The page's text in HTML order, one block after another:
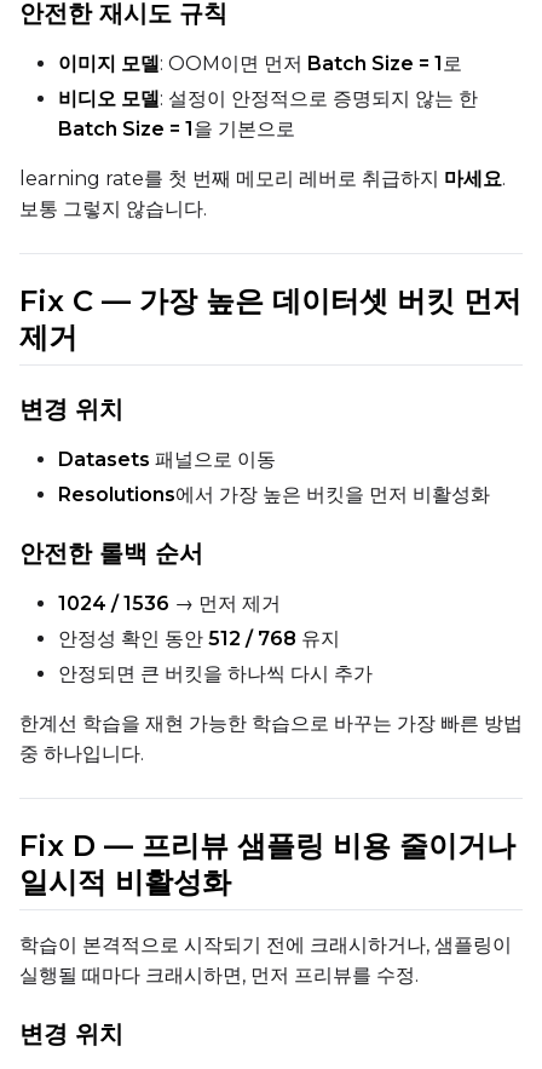
안전한 재시도 규칙
이미지 모델: OOM이면 먼저 Batch Size = 1 로
비디오 모델: 설정이 안정적으로 증명되지 않는 한
Batch Size = 1을 기본으로
learning rate를 첫 번째 메모리 레버로 취급하지 마세요.
보통 그렇지 않습니다.
Fix C — 가장 높은 데이터셋 버킷 먼저
제거
변경 위치
Datasets 패널으로 이동
Resolutions에서 가장 높은 버킷을 먼저 비활성화
안전한 롤백 순서
1024 / 1536 → 먼저 제거
안정성 확인 동안 512 / 768 유지
안정되면 큰 버킷을 하나씩 다시 추가
한계선 학습을 재현 가능한 학습으로 바꾸는 가장 빠른 방법
중 하나입니다.
Fix D — 프리뷰 샘플링 비용 줄이거나
일시적 비활성화
학습이 본격적으로 시작되기 전에 크래시하거나, 샘플링이
실행될 때마다 크래시하면, 먼저 프리뷰를 수정.
변경 위치